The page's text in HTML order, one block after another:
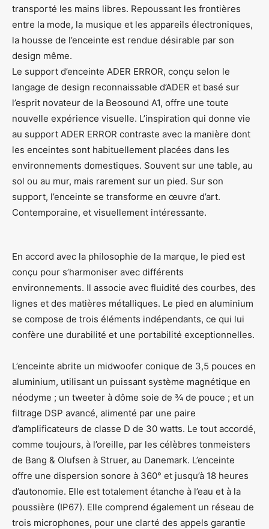
transporté les mains libres. Repoussant les frontières
entre la mode, la musique et les appareils électroniques,
la housse de l’enceinte est rendue désirable par son
design même.
Le support d’enceinte ADER ERROR, conçu selon le
langage de design reconnaissable d’ADER et basé sur
l’esprit novateur de la Beosound A1, offre une toute
nouvelle expérience visuelle. L’inspiration qui donne vie
au support ADER ERROR contraste avec la manière dont
les enceintes sont habituellement placées dans les
environnements domestiques. Souvent sur une table, au
sol ou au mur, mais rarement sur un pied. Sur son
support, l’enceinte se transforme en œuvre d’art.
Contemporaine, et visuellement intéressante.
En accord avec la philosophie de la marque, le pied est
conçu pour s’harmoniser avec différents
environnements. Il associe avec fluidité des courbes, des
lignes et des matières métalliques. Le pied en aluminium
se compose de trois éléments indépendants, ce qui lui
confère une durabilité et une portabilité exceptionnelles.
L’enceinte abrite un midwoofer conique de 3,5 pouces en
aluminium, utilisant un puissant système magnétique en
néodyme ; un tweeter à dôme soie de ¾ de pouce ; et un
filtrage DSP avancé, alimenté par une paire
d’amplificateurs de classe D de 30 watts. Le tout accordé,
comme toujours, à l’oreille, par les célèbres tonmeisters
de Bang & Olufsen à Struer, au Danemark. L’enceinte
offre une dispersion sonore à 360° et jusqu’à 18 heures
d’autonomie. Elle est totalement étanche à l’eau et à la
poussière (IP67). Elle comprend également un réseau de
trois microphones, pour une clarté des appels garantie